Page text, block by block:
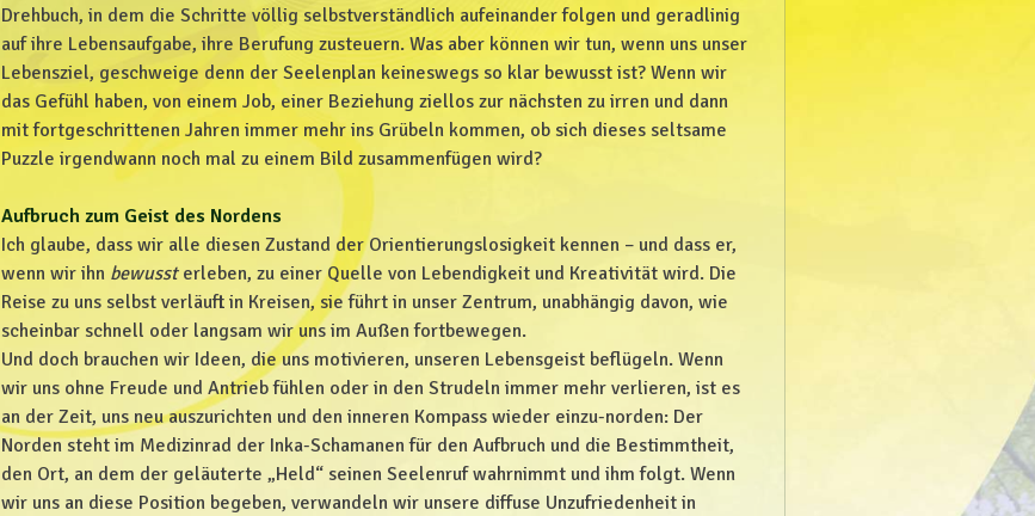
Drehbuch, in dem die Schritte völlig selbstverständlich aufeinander folgen und geradlinig
auf ihre Lebensaufgabe, ihre Berufung zusteuern. Was aber können wir tun, wenn uns unser
Lebensziel, geschweige denn der Seelenplan keineswegs so klar bewusst ist? Wenn wir
das Gefühl haben, von einem Job, einer Beziehung ziellos zur nächsten zu irren und dann
mit fortgeschrittenen Jahren immer mehr ins Grübeln kommen, ob sich dieses seltsame
Puzzle irgendwann noch mal zu einem Bild zusammenfügen wird?
Aufbruch zum Geist des Nordens
Ich glaube, dass wir alle diesen Zustand der Orientierungslosigkeit kennen – und dass er,
wenn wir ihn bewussterleben, zu einer Quelle von Lebendigkeit und Kreativität wird. Die
Reise zu uns selbst verläuft in Kreisen, sie führt in unser Zentrum, unabhängig davon, wie
scheinbar schnell oder langsam wir uns im Außen fortbewegen.
Und doch brauchen wir Ideen, die uns motivieren, unseren Lebensgeist beflügeln. Wenn
wir uns ohne Freude und Antrieb fühlen oder in den Strudeln immer mehr verlieren, ist es
an der Zeit, uns neu auszurichten und den inneren Kompass wieder einzu-norden: Der
Norden steht im Medizinrad der Inka-Schamanen für den Aufbruch und die Bestimmtheit,
den Ort, an dem der geläuterte „Held“ seinen Seelenruf wahrnimmt und ihm folgt. Wenn
wir uns an diese Position begeben, verwandeln wir unsere diffuse Unzufriedenheit in